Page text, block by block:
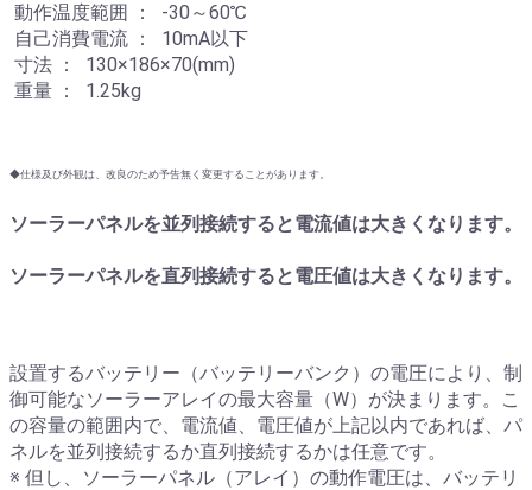
動作温度範囲 ： -30～60℃
自己消費電流 ： 10mA以下
寸法 ： 130×186×70(mm)
重量 ： 1.25kg
◆仕様及び外観は、改良のため予告無く変更することがあります。
ソーラーパネルを並列接続すると電流値は大きくなります。
ソーラーパネルを直列接続すると電圧値は大きくなります。
設置するバッテリー（バッテリーバンク）の電圧により、制
御可能なソーラーアレイの最大容量（W）が決まります。こ
の容量の範囲内で、電流値、電圧値が上記以内であれば、パ
ネルを並列接続するか直列接続するかは任意です。
※ 但し、ソーラーパネル（アレイ）の動作電圧は、バッテリ